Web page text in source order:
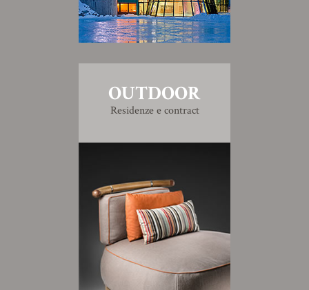
OUTDOOR
Residenze e contract